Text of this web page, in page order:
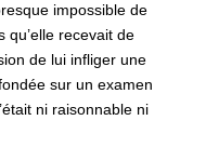
impossible de
qu’elle recevait de
de lui infliger une
sur un examen
ni raisonnable ni